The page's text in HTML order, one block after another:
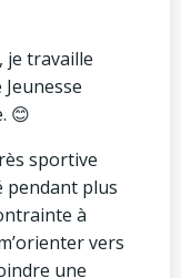
je travaille
😊
sportive
pendant plus
à
vers
une